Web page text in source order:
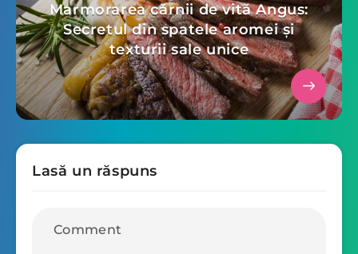
Marmorarea cărnii de vită Angus:
Secretul din spatele aromei și
texturii sale unice
Lasă un răspuns